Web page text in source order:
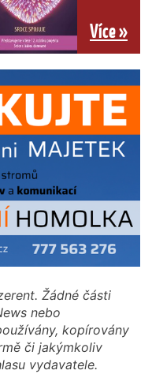
Více »
Žádné části
nebo
kopírovány
či jakýmkoliv
vydavatele.